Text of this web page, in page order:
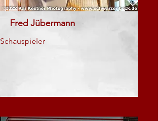
Fred Jübermann
Schauspieler